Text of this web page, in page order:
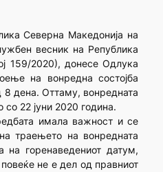
Северна Македонија на
весник на Република
159/2020), донесе Одлука
на вонредна состојба
дена. Оттаму, вонредната
со 22 јуни 2020 година.
имала важност и се
траењето на вонредната
на горенаведениот датум,
не е дел од правниот